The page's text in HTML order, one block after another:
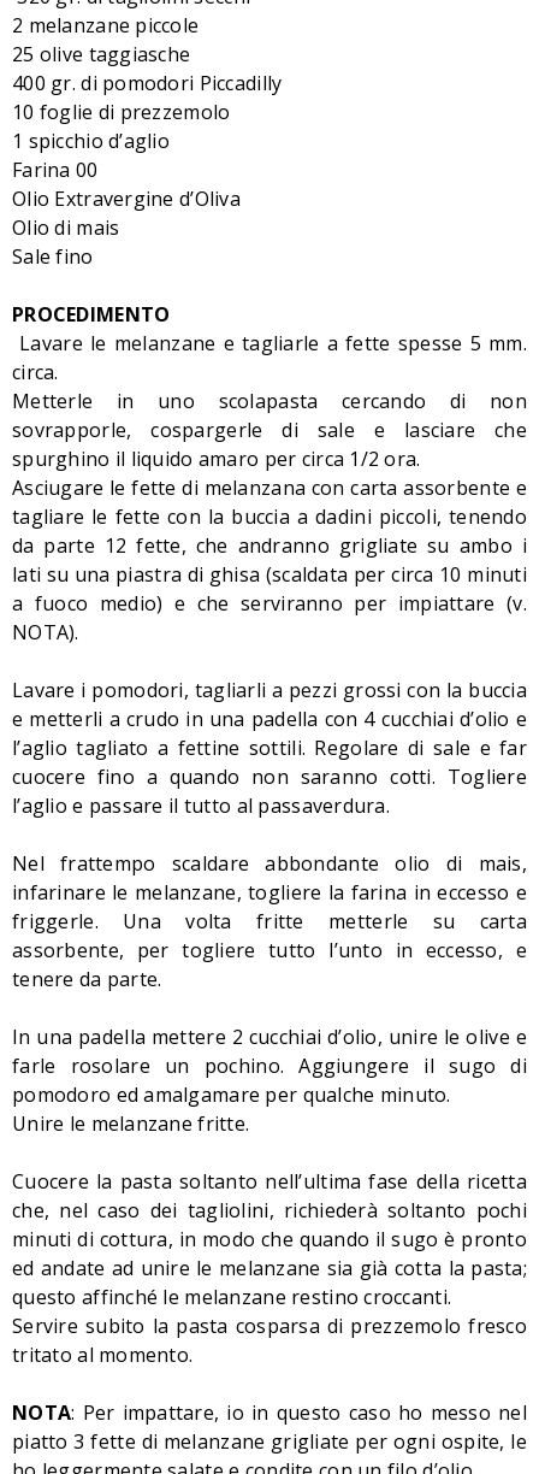
2 melanzane piccole
25 olive taggiasche
400 gr. di pomodori Piccadilly
10 foglie di prezzemolo
1 spicchio d’aglio
Farina 00
Olio Extravergine d’Oliva
Olio di mais
Sale fino
PROCEDIMENTO
Lavare le melanzane e tagliarle a fette spesse 5 mm.
circa.
Metterle in uno scolapasta cercando di non
sovrapporle, cospargerle di sale e lasciare che
spurghino il liquido amaro per circa 1/2 ora.
Asciugare le fette di melanzana con carta assorbente e
tagliare le fette con la buccia a dadini piccoli, tenendo
da parte 12 fette, che andranno grigliate su ambo i
lati su una piastra di ghisa (scaldata per circa 10 minuti
a fuoco medio) e che serviranno per impiattare (v.
NOTA).
Lavare i pomodori, tagliarli a pezzi grossi con la buccia
e metterli a crudo in una padella con 4 cucchiai d’olio e
l’aglio tagliato a fettine sottili. Regolare di sale e far
cuocere fino a quando non saranno cotti. Togliere
l’aglio e passare il tutto al passaverdura.
Nel frattempo scaldare abbondante olio di mais,
infarinare le melanzane, togliere la farina in eccesso e
friggerle. Una volta fritte metterle su carta
assorbente, per togliere tutto l’unto in eccesso, e
tenere da parte.
In una padella mettere 2 cucchiai d’olio, unire le olive e
farle rosolare un pochino. Aggiungere il sugo di
pomodoro ed amalgamare per qualche minuto.
Unire le melanzane fritte.
Cuocere la pasta soltanto nell’ultima fase della ricetta
che, nel caso dei tagliolini, richiederà soltanto pochi
minuti di cottura, in modo che quando il sugo è pronto
ed andate ad unire le melanzane sia già cotta la pasta;
questo affinché le melanzane restino croccanti.
Servire subito la pasta cosparsa di prezzemolo fresco
tritato al momento.
NOTA: Per impattare, io in questo caso ho messo nel
piatto 3 fette di melanzane grigliate per ogni ospite, le